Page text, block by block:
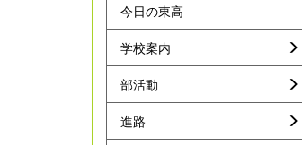
今日の東高
学校案内
部活動
進路